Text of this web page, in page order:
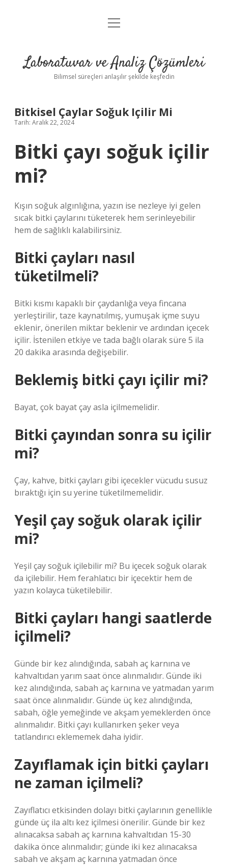
Anasayfa
Yasal Uyarı
menüyü
Laboratuvar ve Analiz Çözümleri
Bilimsel süreçleri anlaşılır şekilde keşfedin
Bitkisel Çaylar Soğuk Içilir Mi
Tarih: Aralık 22, 2024
Bitki çayı soğuk içilir
mi?
Kışın soğuk algınlığına, yazın ise nezleye iyi gelen
sıcak bitki çaylarını tüketerek hem serinleyebilir
hem de sağlıklı kalabilirsiniz.
Bitki çayları nasıl
tüketilmeli?
Bitki kısmı kapaklı bir çaydanlığa veya fincana
yerleştirilir, taze kaynatılmış, yumuşak içme suyu
eklenir, önerilen miktar beklenir ve ardından içecek
içilir. İstenilen etkiye ve tada bağlı olarak süre 5 ila
20 dakika arasında değişebilir.
Beklemiş bitki çayı içilir mi?
Bayat, çok bayat çay asla içilmemelidir.
Bitki çayından sonra su içilir
mi?
Çay, kahve, bitki çayları gibi içecekler vücudu susuz
bıraktığı için su yerine tüketilmemelidir.
Yeşil çay soğuk olarak içilir
mi?
Yeşil çay soğuk içilebilir mi? Bu içecek soğuk olarak
da içilebilir. Hem ferahlatıcı bir içecektir hem de
yazın kolayca tüketilebilir.
Bitki çayları hangi saatlerde
içilmeli?
Günde bir kez alındığında, sabah aç karnına ve
kahvaltıdan yarım saat önce alınmalıdır. Günde iki
kez alındığında, sabah aç karnına ve yatmadan yarım
saat önce alınmalıdır. Günde üç kez alındığında,
sabah, öğle yemeğinde ve akşam yemeklerden önce
alınmalıdır. Bitki çayı kullanırken şeker veya
tatlandırıcı eklememek daha iyidir.
Zayıflamak için bitki çayları
ne zaman içilmeli?
Zayıflatıcı etkisinden dolayı bitki çaylarının genellikle
günde üç ila altı kez içilmesi önerilir. Günde bir kez
alınacaksa sabah aç karnına kahvaltıdan 15-30
dakika önce alınmalıdır; günde iki kez alınacaksa
sabah ve akşam aç karnına yatmadan önce